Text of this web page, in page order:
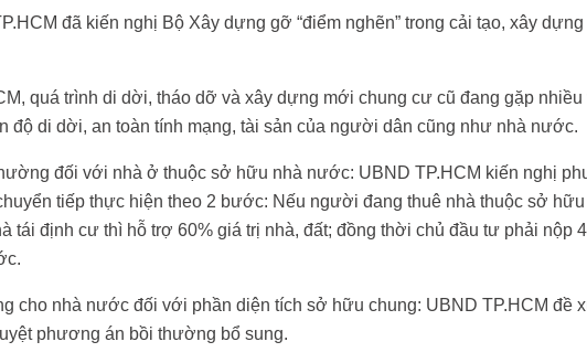
đã kiến nghị Bộ Xây dựng gỡ “điểm nghẽn” trong cải tạo, xây
quá trình di dời, tháo dỡ và xây dựng mới chung cư cũ đang gặp
độ di dời, an toàn tính mạng, tài sản của người dân cũng như nhà nước.
đối với nhà ở thuộc sở hữu nhà nước: UBND TP.HCM kiến nghị
tiếp thực hiện theo 2 bước: Nếu người đang thuê nhà thuộc sở
tái định cư thì hỗ trợ 60% giá trị nhà, đất; đồng thời chủ đầu tư phải nộp
cho nhà nước đối với phần diện tích sở hữu chung: UBND TP.HCM đề
phương án bồi thường bổ sung.